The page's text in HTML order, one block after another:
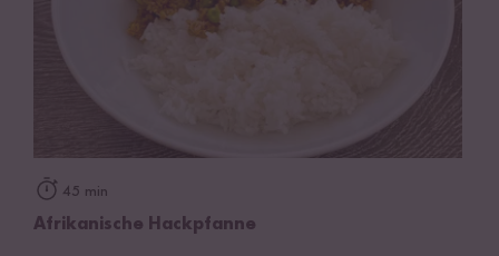
45 min
Afrikanische Hackpfanne